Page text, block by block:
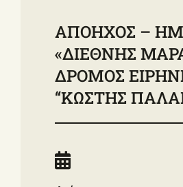
ΑΠΟΗΧΟΣ –
«ΔΙΕΘΝΗΣ
ΔΡΟΜΟΣ
“ΚΩΣΤΗΣ